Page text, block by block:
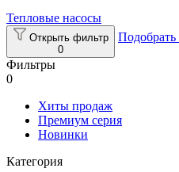
Тепловые насосы
Открыть фильтр
0
Подобрать
Фильтры
0
Хиты продаж
Премиум серия
Новинки
Категория